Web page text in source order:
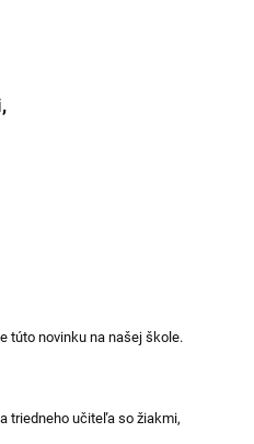
túto novinku na našej škole.
triedneho učiteľa so žiakmi,